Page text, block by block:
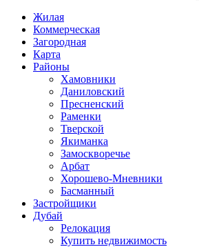
Жилая
Коммерческая
Загородная
Карта
Районы
Хамовники
Даниловский
Пресненский
Раменки
Тверской
Якиманка
Замоскворечье
Арбат
Хорошево-Мневники
Басманный
Застройщики
Дубай
Релокация
Купить недвижимость